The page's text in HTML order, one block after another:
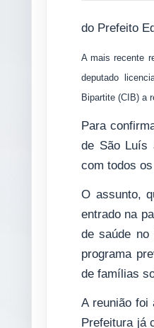
do Prefeito
A mais recente
deputado
Bipartite (CIB) a
Para
de São Luís
com todos
O assunto,
entrado na
de saúde
programa
de famílias
A reunião foi
Prefeitura já